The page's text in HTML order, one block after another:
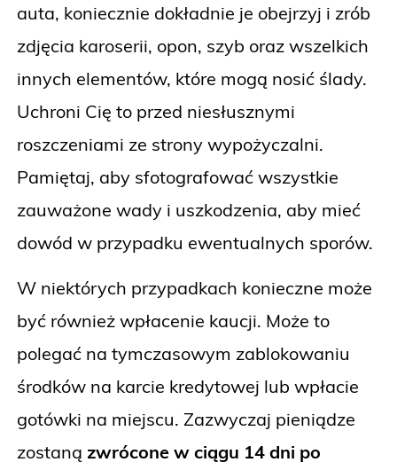
auta, koniecznie dokładnie je obejrzyj i zrób
zdjęcia karoserii, opon, szyb oraz wszelkich
innych elementów, które mogą nosić ślady.
Uchroni Cię to przed niesłusznymi
roszczeniami ze strony wypożyczalni.
Pamiętaj, aby sfotografować wszystkie
zauważone wady i uszkodzenia, aby mieć
dowód w przypadku ewentualnych sporów.
W niektórych przypadkach konieczne może
być również wpłacenie kaucji. Może to
polegać na tymczasowym zablokowaniu
środków na karcie kredytowej lub wpłacie
gotówki na miejscu. Zazwyczaj pieniądze
zostaną zwrócone w ciągu 14 dni po